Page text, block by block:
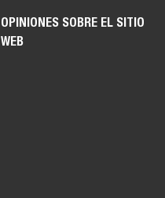
OPINIONES SOBRE EL SITIO
WEB